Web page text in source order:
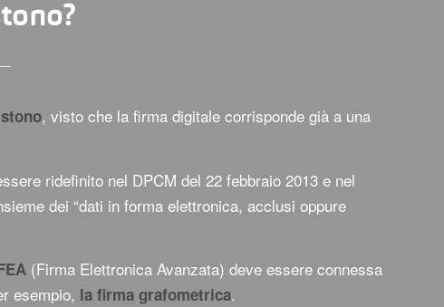
, visto che la firma digitale corrisponde già a una
ridefinito nel DPCM del 22 febbraio 2013 e nel
dei “dati in forma elettronica, acclusi oppure
(Firma Elettronica Avanzata) deve essere connessa
esempio, la firma grafometrica.